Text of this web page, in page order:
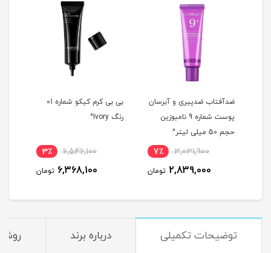
ضدآفتاب ضدپیری و آبرسان
پوست شماره 9 نامبوزین
حجم 50 میلی لیتر^
3,031,900 7٪
2,839,000 تومان
بی بی کرم کیکو شماره 01
رنگ Ivory^
6,546,100 3٪
6,368,100 تومان
توضیحات تکمیلی درباره برند روش